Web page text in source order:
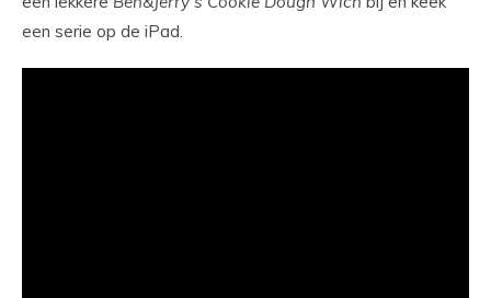
een serie op de iPad.